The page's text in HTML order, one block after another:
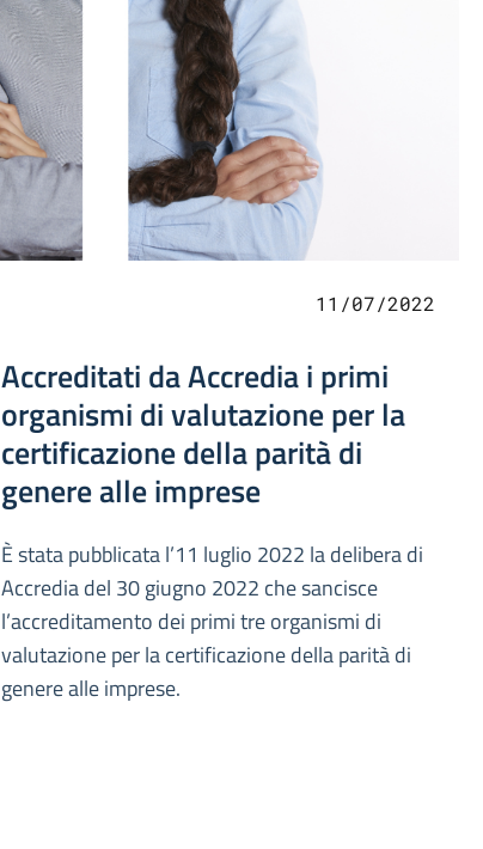
11/07/2022
Accreditati da Accredia i primi
organismi di valutazione per la
certificazione della parità di
genere alle imprese
È stata pubblicata l’11 luglio 2022 la delibera di
Accredia del 30 giugno 2022 che sancisce
l’accreditamento dei primi tre organismi di
valutazione per la certificazione della parità di
genere alle imprese.